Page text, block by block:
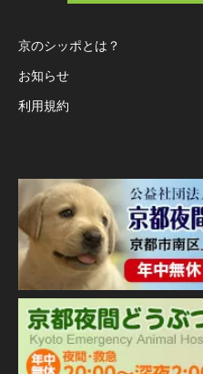
京のシッポとは？
お知らせ
利用規約